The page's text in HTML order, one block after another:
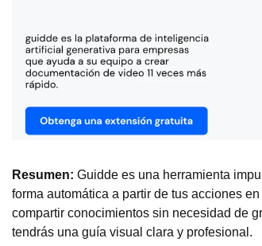
Resumen: Guidde es una herramienta
forma automática a partir de tus acciones
compartir conocimientos sin necesidad de
tendrás una guía visual clara y profesional.